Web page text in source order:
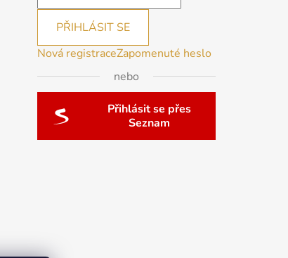
PŘIHLÁSIT SE
Nová registraceZapomenuté heslo
nebo
Přihlásit se přes
Seznam